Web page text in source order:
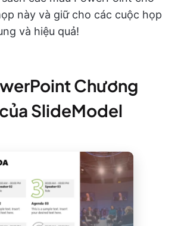
này và giữ cho các cuộc họp
và hiệu quả!
Chương
SlideModel